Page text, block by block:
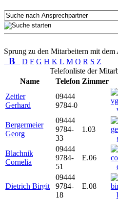
Sprung zu den Mitarbeitern mit dem
B D F G H K L M O R S Z
Telefonliste der
Name
Telefon Zimmer
Zeitler
Gerhard
09444
9784-0
Bergermeier
Georg
09444
9784-
33
1.03
Blachnik
Cornelia
09444
9784-
51
E.06
Dietrich Birgit
09444
9784-
18
E.08